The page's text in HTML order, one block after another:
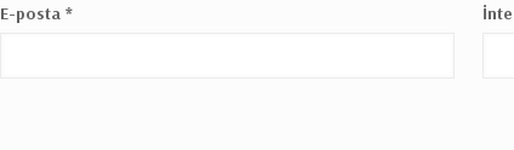
E-posta*